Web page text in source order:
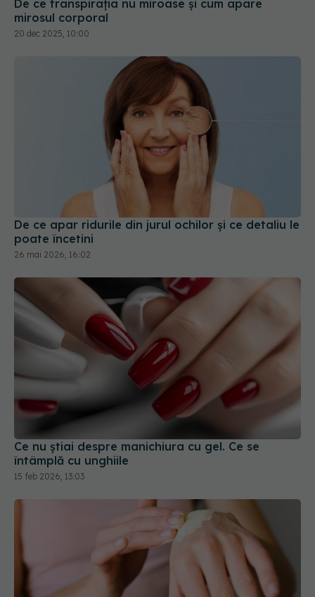
De ce apar ridurile din jurul ochilor și ce detaliu le
poate încetini
Ce nu știai despre manichiura cu gel. Ce se
întâmplă cu unghiile
15 feb 2026, 13:03